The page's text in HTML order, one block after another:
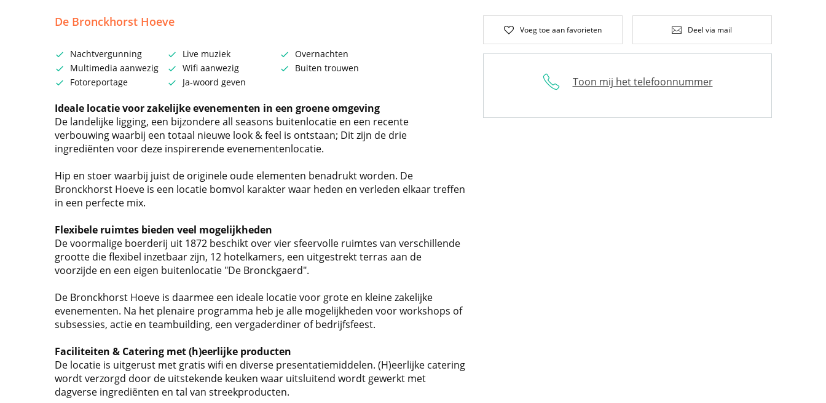
De Bronckhorst Hoeve
Nachtvergunning Live muziek
Overnachten
Multimedia aanwezig
Wifi aanwezig
Buiten trouwen
Fotoreportage
Ja-woord geven
Ideale locatie voor zakelijke evenementen in een groene omgeving
De landelijke ligging, een bijzondere all seasons buitenlocatie en een recente
verbouwing waarbij een totaal nieuwe look & feel is ontstaan; Dit zijn de drie
ingrediënten voor deze inspirerende evenementenlocatie.
Hip en stoer waarbij juist de originele oude elementen benadrukt worden. De
Bronckhorst Hoeve is een locatie bomvol karakter waar heden en verleden elkaar treffen
in een perfecte mix.
Flexibele ruimtes bieden veel mogelijkheden
De voormalige boerderij uit 1872 beschikt over vier sfeervolle ruimtes van verschillende
grootte die flexibel inzetbaar zijn, 12 hotelkamers, een uitgestrekt terras aan de
voorzijde en een eigen buitenlocatie "De Bronckgaerd".
De Bronckhorst Hoeve is daarmee een ideale locatie voor grote en kleine zakelijke
evenementen. Na het plenaire programma heb je alle mogelijkheden voor workshops of
subsessies, actie en teambuilding, een vergaderdiner of bedrijfsfeest.
Faciliteiten & Catering met (h)eerlijke producten
De locatie is uitgerust met gratis wifi en diverse presentatiemiddelen. (H)eerlijke catering
wordt verzorgd door de uitstekende keuken waar uitsluitend wordt gewerkt met
dagverse ingrediënten en tal van streekproducten.
Voeg toe aan favorieten Deel via mail
Toon mij het telefoonnummer